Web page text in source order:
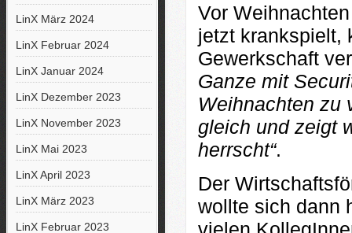
LinX März 2024
LinX Februar 2024
LinX Januar 2024
LinX Dezember 2023
LinX November 2023
LinX Mai 2023
LinX April 2023
LinX März 2023
LinX Februar 2023
Vor
jetzt krankspielt,
Gewerkschaft
Ganze mit
Weihnachten zu
gleich und zeigt
herrscht“.
Der
wollte sich dann